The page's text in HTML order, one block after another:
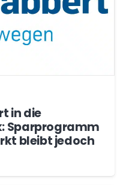
in die
Sparprogramm
bleibt jedoch